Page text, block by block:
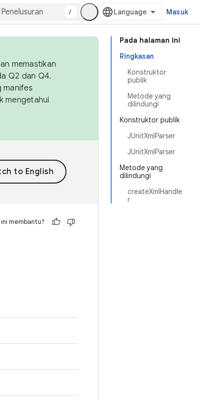
/ Masuk
Pada halaman ini
Ringkasan
Konstruktor
publik
Metode yang
dilindungi
Konstruktor publik
JUnitXmlParser
JUnitXmlParser
Metode yang
dilindungi
createXmlHandle
r
memastikan
Q2 dan Q4.
manifes
mengetahui
membantu?